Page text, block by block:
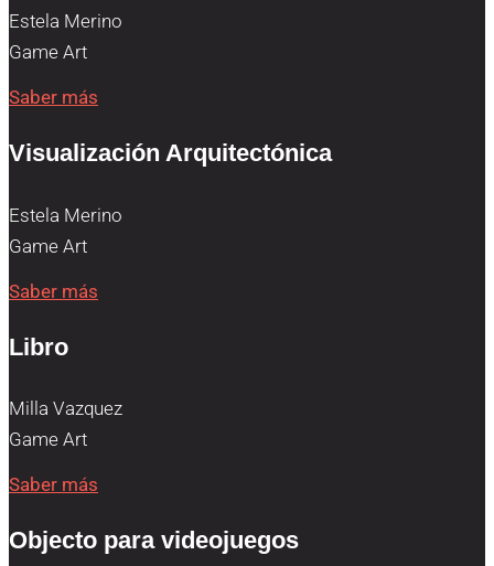
Estela Merino
Game Art
Saber más
Visualización Arquitectónica
Estela Merino
Game Art
Saber más
Libro
Milla Vazquez
Game Art
Saber más
Objecto para videojuegos